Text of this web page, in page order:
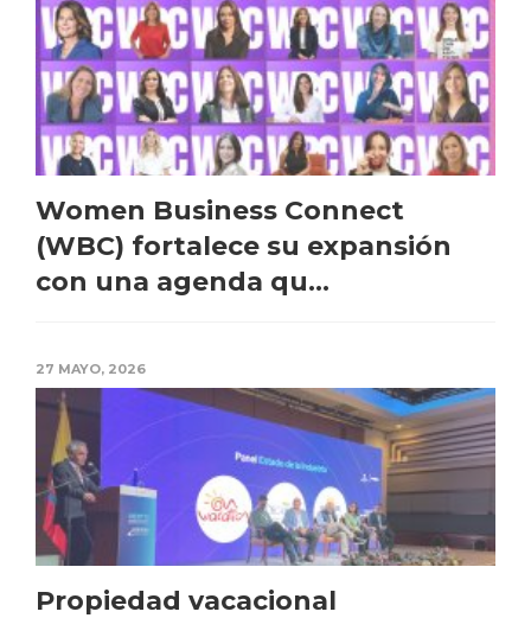
Women Business Connect
(WBC) fortalece su expansión
con una agenda qu...
27 MAYO, 2026
Propiedad vacacional